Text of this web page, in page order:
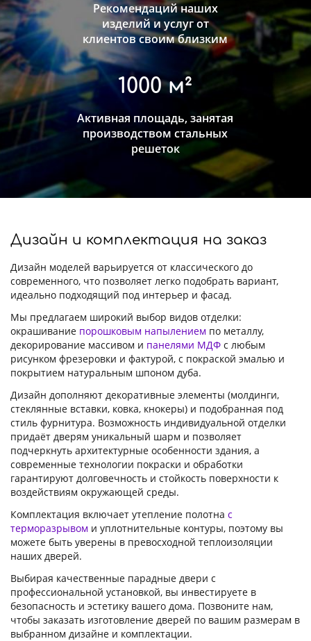
Рекомендаций наших
изделий и услуг от
клиентов своим близким
1000 м²
Активная площадь, занятая
производством стальных
решеток
Дизайн и комплектация на заказ
Дизайн моделей варьируется от классического до
современного, что позволяет легко подобрать вариант,
идеально подходящий под интерьер и фасад.
Мы предлагаем широкий выбор видов отделки:
окрашивание порошковым напылением по металлу,
декорирование массивом и панелями МДФ с любым
рисунком фрезеровки и фактурой, с покраской эмалью и
покрытием натуральным шпоном дуба.
Дизайн дополняют декоративные элементы (молдинги,
стеклянные вставки, ковка, кнокеры) и подобранная под
стиль фурнитура. Возможность индивидуальной отделки
придаёт дверям уникальный шарм и позволяет
подчеркнуть архитектурные особенности здания, а
современные технологии покраски и обработки
гарантируют долговечность и стойкость поверхности к
воздействиям окружающей среды.
Комплектация включает утепление полотна с
терморазрывом и уплотнительные контуры, поэтому вы
можете быть уверены в превосходной теплоизоляции
наших дверей.
Выбирая качественные парадные двери с
профессиональной установкой, вы инвестируете в
безопасность и эстетику вашего дома. Позвоните нам,
чтобы заказать изготовление дверей по вашим размерам в
выбранном дизайне и комплектации.